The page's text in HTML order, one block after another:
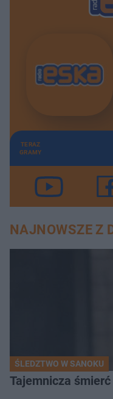
TERAZ
GRAMY
NAJNOWSZE Z
ŚLEDZTWO W SANOKU
Tajemnicza